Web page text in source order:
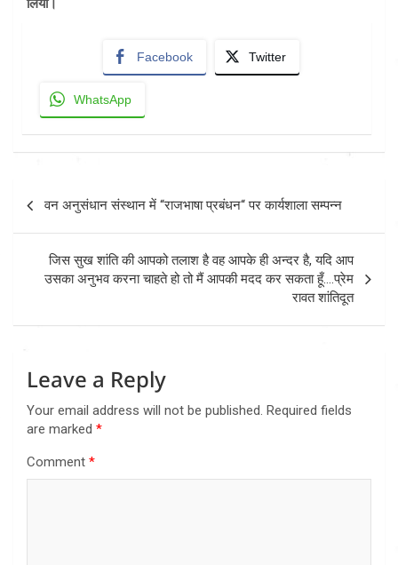
लिया।
Facebook Twitter
WhatsApp
navigation
वन अनुसंधान संस्थान में “राजभाषा प्रबंधन“ पर कार्यशाला सम्पन्न
जिस सुख शांति की आपको तलाश है वह आपके ही अन्‍दर है, यदि आप
उसका अनुभव करना चाहते हो तो मैं आपकी मदद कर सकता हूँ….प्रेम
रावत शांतिदूत
Leave a Reply
Your email address will not be published. Required fields
are marked *
Comment *